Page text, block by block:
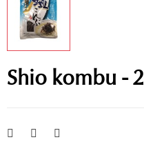
Shio kombu -